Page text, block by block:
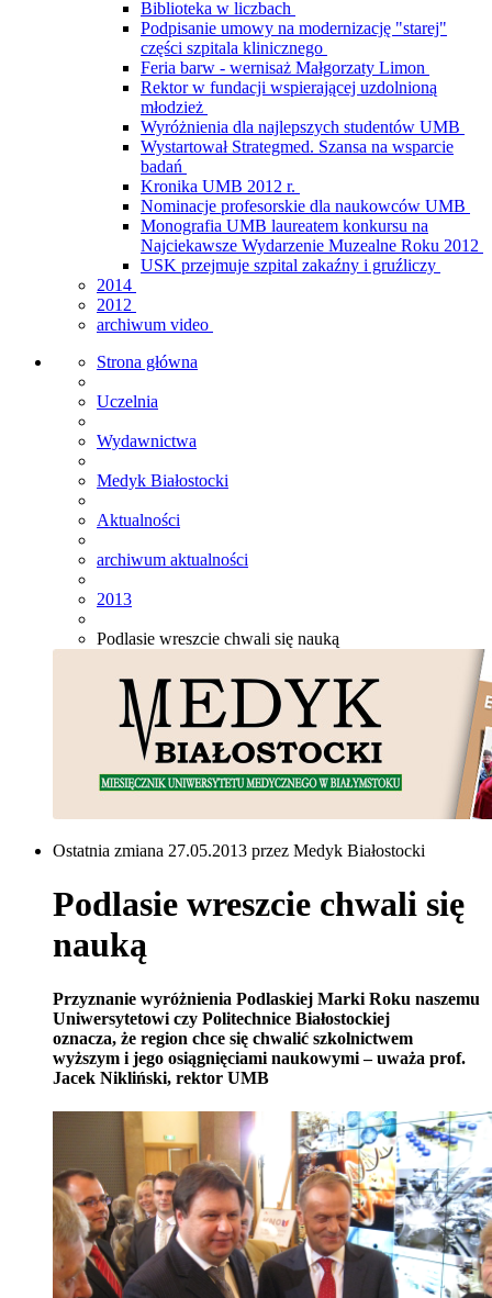
Biblioteka w liczbach
Podpisanie umowy na modernizację "starej"
części szpitala klinicznego
Feria barw - wernisaż Małgorzaty Limon
Rektor w fundacji wspierającej uzdolnioną
młodzież
Wyróżnienia dla najlepszych studentów UMB
Wystartował Strategmed. Szansa na wsparcie
badań
Kronika UMB 2012 r.
Nominacje profesorskie dla naukowców UMB
Monografia UMB laureatem konkursu na
Najciekawsze Wydarzenie Muzealne Roku 2012
USK przejmuje szpital zakaźny i gruźliczy
2014
2012
archiwum video
Strona główna
Uczelnia
Wydawnictwa
Medyk Białostocki
Aktualności
archiwum aktualności
2013
Podlasie wreszcie chwali się nauką
Ostatnia zmiana 27.05.2013 przez Medyk Białostocki
Podlasie wreszcie chwali się
nauką
Przyznanie wyróżnienia Podlaskiej Marki Roku naszemu
Uniwersytetowi czy Politechnice Białostockiej
oznacza, że region chce się chwalić szkolnictwem
wyższym i jego osiągnięciami naukowymi – uważa prof.
Jacek Nikliński, rektor UMB